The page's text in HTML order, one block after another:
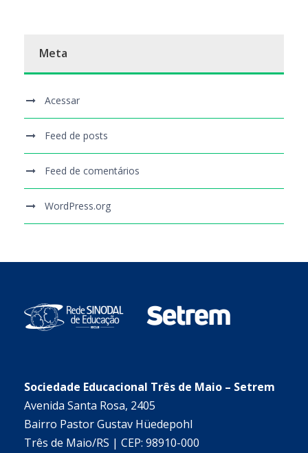
Meta
Acessar
Feed de posts
Feed de comentários
WordPress.org
Sociedade Educacional Três de Maio – Setrem
Avenida Santa Rosa, 2405
Bairro Pastor Gustav Hüedepohl
Três de Maio/RS | CEP: 98910-000